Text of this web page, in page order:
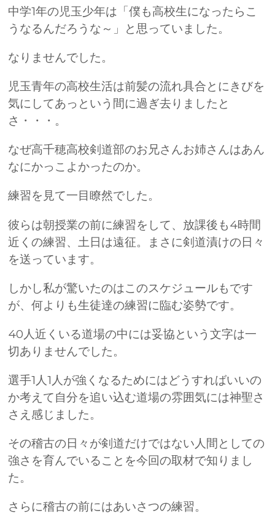
中学1年の児玉少年は「僕も高校生になったらこ
うなるんだろうな～」と思っていました。
なりませんでした。
児玉青年の高校生活は前髪の流れ具合とにきびを
気にしてあっという間に過ぎ去りましたと
さ・・・。
なぜ高千穂高校剣道部のお兄さんお姉さんはあん
なにかっこよかったのか。
練習を見て一目瞭然でした。
彼らは朝授業の前に練習をして、放課後も4時間
近くの練習、土日は遠征。まさに剣道漬けの日々
を送っています。
しかし私が驚いたのはこのスケジュールもです
が、何よりも生徒達の練習に臨む姿勢です。
40人近くいる道場の中には妥協という文字は一
切ありませんでした。
選手1人1人が強くなるためにはどうすればいいの
か考えて自分を追い込む道場の雰囲気には神聖さ
さえ感じました。
その稽古の日々が剣道だけではない人間としての
強さを育んでいることを今回の取材で知りまし
た。
さらに稽古の前にはあいさつの練習。